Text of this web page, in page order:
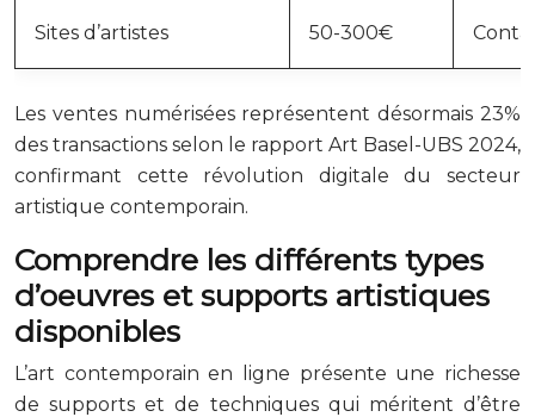
Sites d’artistes 50-300€
Les ventes numérisées représentent désormais 23%
des transactions selon le rapport Art Basel-UBS 2024,
confirmant cette révolution digitale du secteur
artistique contemporain.
Comprendre les différents types
d’oeuvres et supports artistiques
disponibles
L’art contemporain en ligne présente une richesse
de supports et de techniques qui méritent d’être